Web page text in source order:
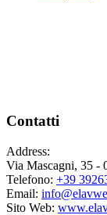
Contatti
Address:
Via Mascagni, 35 -
Telefono: +39
Email:
Sito Web: